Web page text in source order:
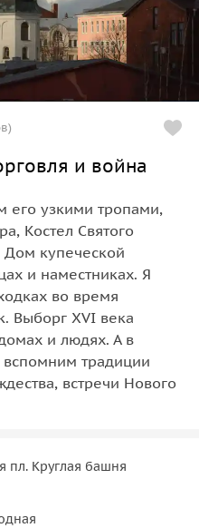
и война
его узкими тропами,
Костел Святого
купеческой
и наместниках. Я
во время
Выборг XVI века
и людях. А в
традиции
встречи Нового
пл. Круглая башня